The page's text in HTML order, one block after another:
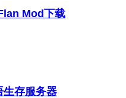
Mod下载
生存服务器